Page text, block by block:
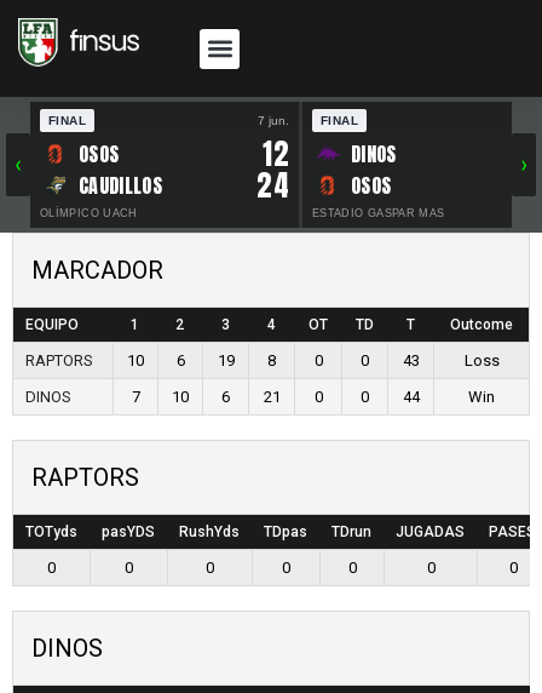
‹
FINAL 7 jun.
OSOS 12
CAUDILLOS 24
OLÍMPICO UACH
FINAL
DINOS
OSOS
ESTADIO GASPAR MAS
›
MARCADOR
EQUIPO 1 2 3 4 OT TD T Outcome
RAPTORS 10 6 19 8 0 0 43
Loss
DINOS
7 10 6 21 0 0 44 Win
RAPTORS
TOTyds pasYDS RushYds TDpas TDrun JUGADAS PASES
0 0 0 0 0 0 0
DINOS